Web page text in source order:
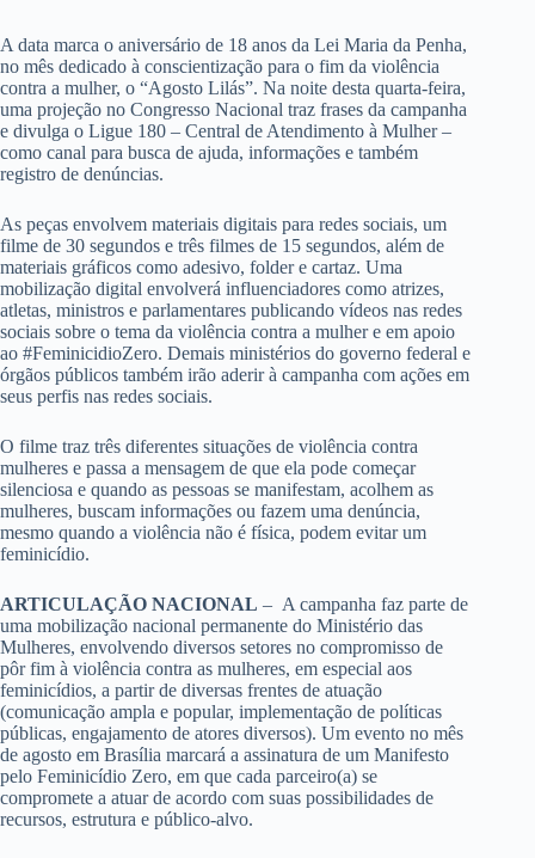
A data marca o aniversário de 18 anos da Lei Maria da Penha,
no mês dedicado à conscientização para o fim da violência
contra a mulher, o “Agosto Lilás”. Na noite desta quarta-feira,
uma projeção no Congresso Nacional traz frases da campanha
e divulga o Ligue 180 – Central de Atendimento à Mulher –
como canal para busca de ajuda, informações e também
registro de denúncias.
As peças envolvem materiais digitais para redes sociais, um
filme de 30 segundos e três filmes de 15 segundos, além de
materiais gráficos como adesivo, folder e cartaz. Uma
mobilização digital envolverá influenciadores como atrizes,
atletas, ministros e parlamentares publicando vídeos nas redes
sociais sobre o tema da violência contra a mulher e em apoio
ao #FeminicidioZero. Demais ministérios do governo federal e
órgãos públicos também irão aderir à campanha com ações em
seus perfis nas redes sociais.
O filme traz três diferentes situações de violência contra
mulheres e passa a mensagem de que ela pode começar
silenciosa e quando as pessoas se manifestam, acolhem as
mulheres, buscam informações ou fazem uma denúncia,
mesmo quando a violência não é física, podem evitar um
feminicídio.
ARTICULAÇÃO NACIONAL – A campanha faz parte de
uma mobilização nacional permanente do Ministério das
Mulheres, envolvendo diversos setores no compromisso de
pôr fim à violência contra as mulheres, em especial aos
feminicídios, a partir de diversas frentes de atuação
(comunicação ampla e popular, implementação de políticas
públicas, engajamento de atores diversos). Um evento no mês
de agosto em Brasília marcará a assinatura de um Manifesto
pelo Feminicídio Zero, em que cada parceiro(a) se
compromete a atuar de acordo com suas possibilidades de
recursos, estrutura e público-alvo.